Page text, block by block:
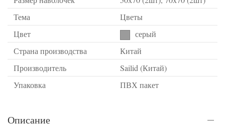
Тема
Цветы
Цвет
серый
Страна производства
Китай
Производитель
Sailid (Китай)
Упаковка
ПВХ пакет
Описание